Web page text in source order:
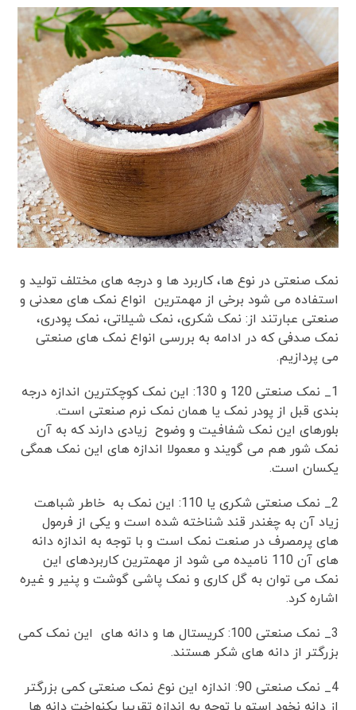
نمک صنعتی در نوع ها، کاربرد ها و درجه های مختلف تولید و
استفاده می شود برخی از مهمترین انواع نمک های معدنی و
صنعتی عبارتند از: نمک شکری، نمک شیلاتی، نمک پودری،
نمک صدفی که در ادامه به بررسی انواع نمک های صنعتی
می پردازیم.
1_ نمک صنعتی 120 و 130: این نمک کوچکترین اندازه درجه
بندی قبل از پودر نمک یا همان نمک نرم صنعتی است.
بلورهای این نمک شفافیت و وضوح زیادی دارند که به آن
نمک شور هم می گویند و معمولا اندازه های این نمک همگی
یکسان است.
2_ نمک صنعتی شکری یا 110: این نمک به خاطر شباهت
زیاد آن به چغندر قند شناخته شده است و یکی از فرمول
های پرمصرف در صنعت نمک است و با توجه به اندازه دانه
های آن 110 نامیده می شود از مهمترین کاربردهای این
نمک می توان به گل کاری و نمک پاشی گوشت و پنیر و غیره
اشاره کرد.
3_ نمک صنعتی 100: کریستال ها و دانه های این نمک کمی
بزرگتر از دانه های شکر هستند.
4_ نمک صنعتی 90: اندازه این نوع نمک صنعتی کمی بزرگتر
از دانه نخود استو با توجه به اندازه تقریبا یکنواخت دانه ها